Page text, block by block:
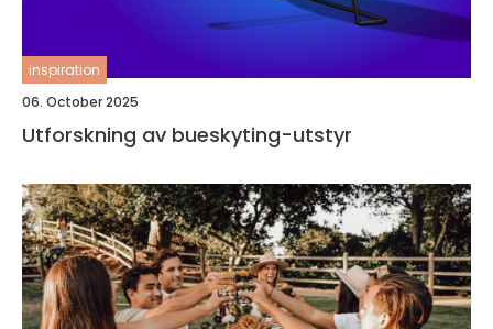
inspiration
06. October 2025
Utforskning av bueskyting-utstyr